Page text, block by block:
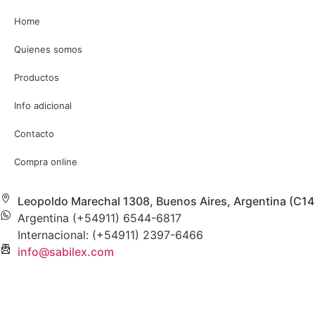
Home
Quienes somos
Productos
Info adicional
Contacto
Compra online
Leopoldo Marechal 1308, Buenos Aires, Argentina
Argentina (+54911) 6544-6817
Internacional: (+54911) 2397-6466
info@sabilex.com